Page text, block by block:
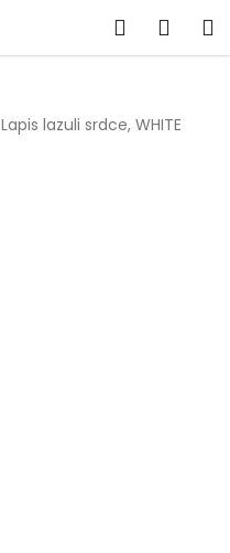
Hledat
Lapis lazuli srdce, WHITE